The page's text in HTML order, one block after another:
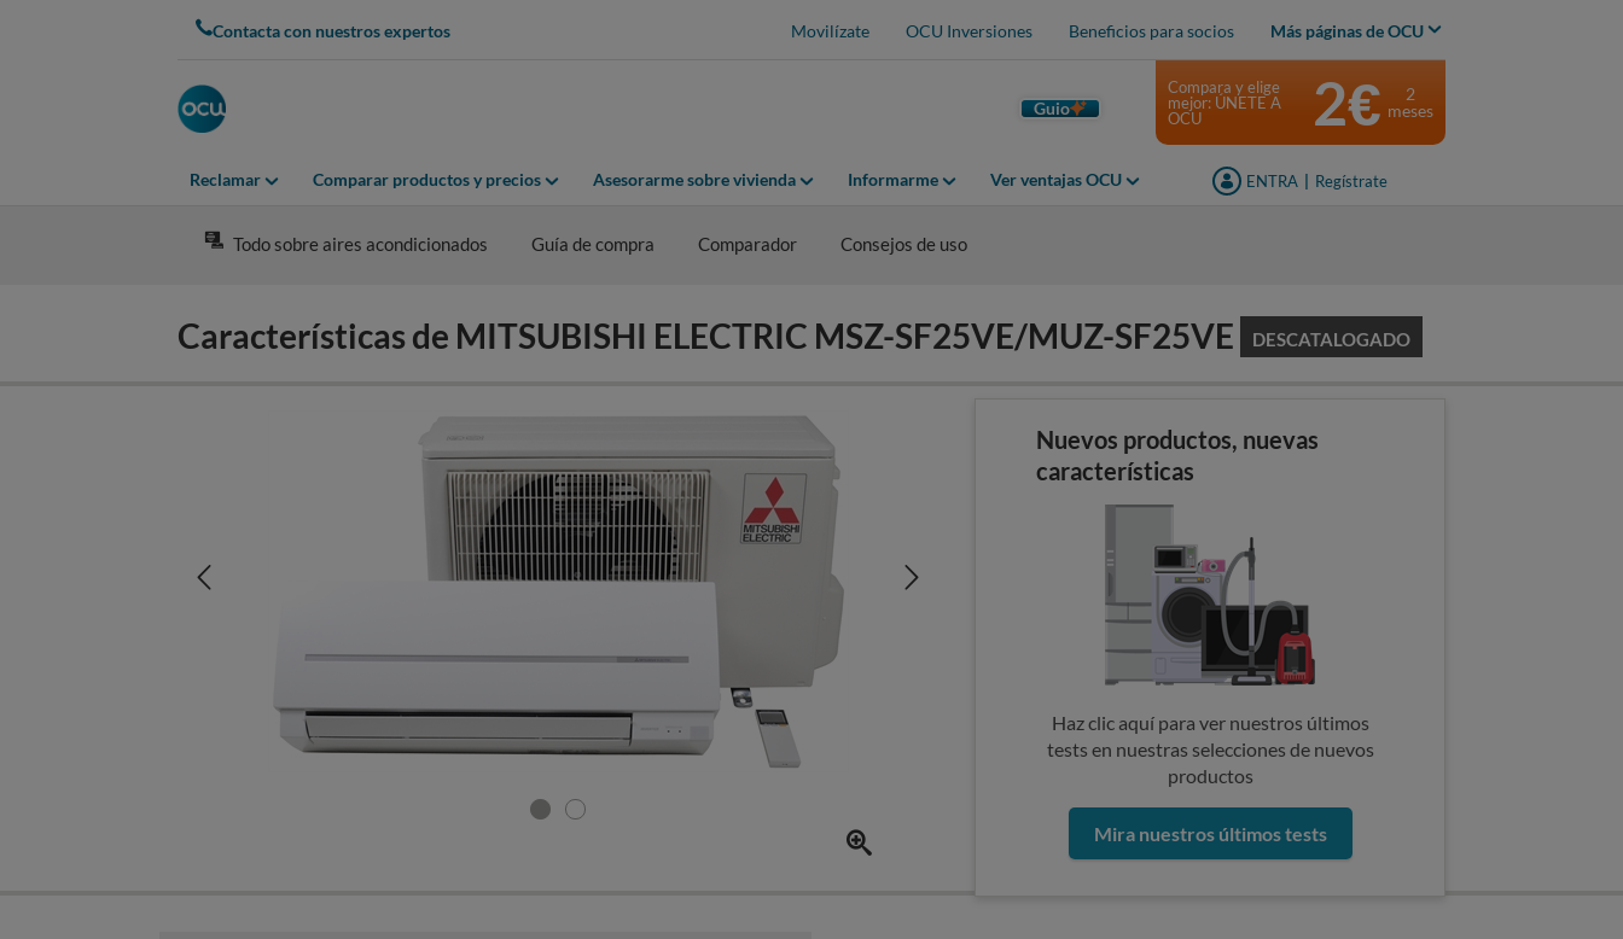
Contacta con nuestros expertos Movilízate OCU Inversiones Beneficios para socios Más páginas de OCU
Guio
Reclamar Comparar productos y precios Asesorarme sobre vivienda Informarme Ver ventajas OCU ENTRA Regístrate
Compara y elige
mejor: ÚNETE A
OCU
2€
2
meses
Todo sobre aires acondicionados Guía de compra Comparador Consejos de uso
Características de MITSUBISHI ELECTRIC MSZ-SF25VE/MUZ-SF25VE DESCATALOGADO
Nuevos productos, nuevas
características
Haz clic aquí para ver nuestros últimos
tests en nuestras selecciones de nuevos
productos
Mira nuestros últimos tests